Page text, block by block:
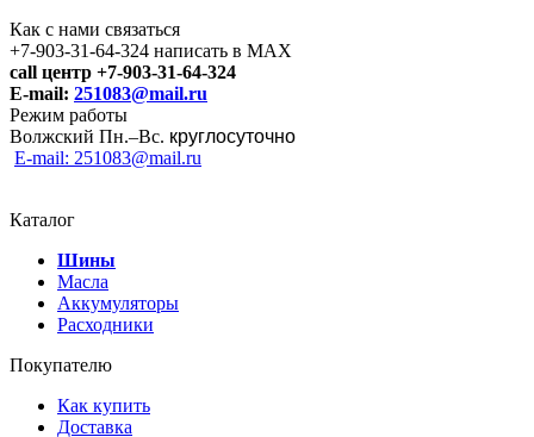
Как с нами связаться
+7-903-31-64-324 написать в MAX
call центр +7-903-31-64-324
E-mail: 251083@mail.ru
Режим работы
Волжский Пн.–Вс. круглосуточно
E-mail: 251083@mail.ru
Каталог
Шины
Масла
Аккумуляторы
Расходники
Покупателю
Как купить
Доставка